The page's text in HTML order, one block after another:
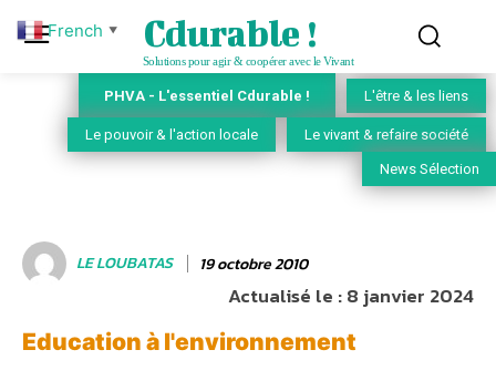
Cdurable !
Solutions pour agir & coopérer avec le Vivant
PHVA - L'essentiel Cdurable ! L'être & les liens
Le pouvoir & l'action locale Le vivant & refaire société
News Sélection
LE LOUBATAS 19 octobre 2010
Actualisé le :8 janvier 2024
Education à l'environnement
French ▼